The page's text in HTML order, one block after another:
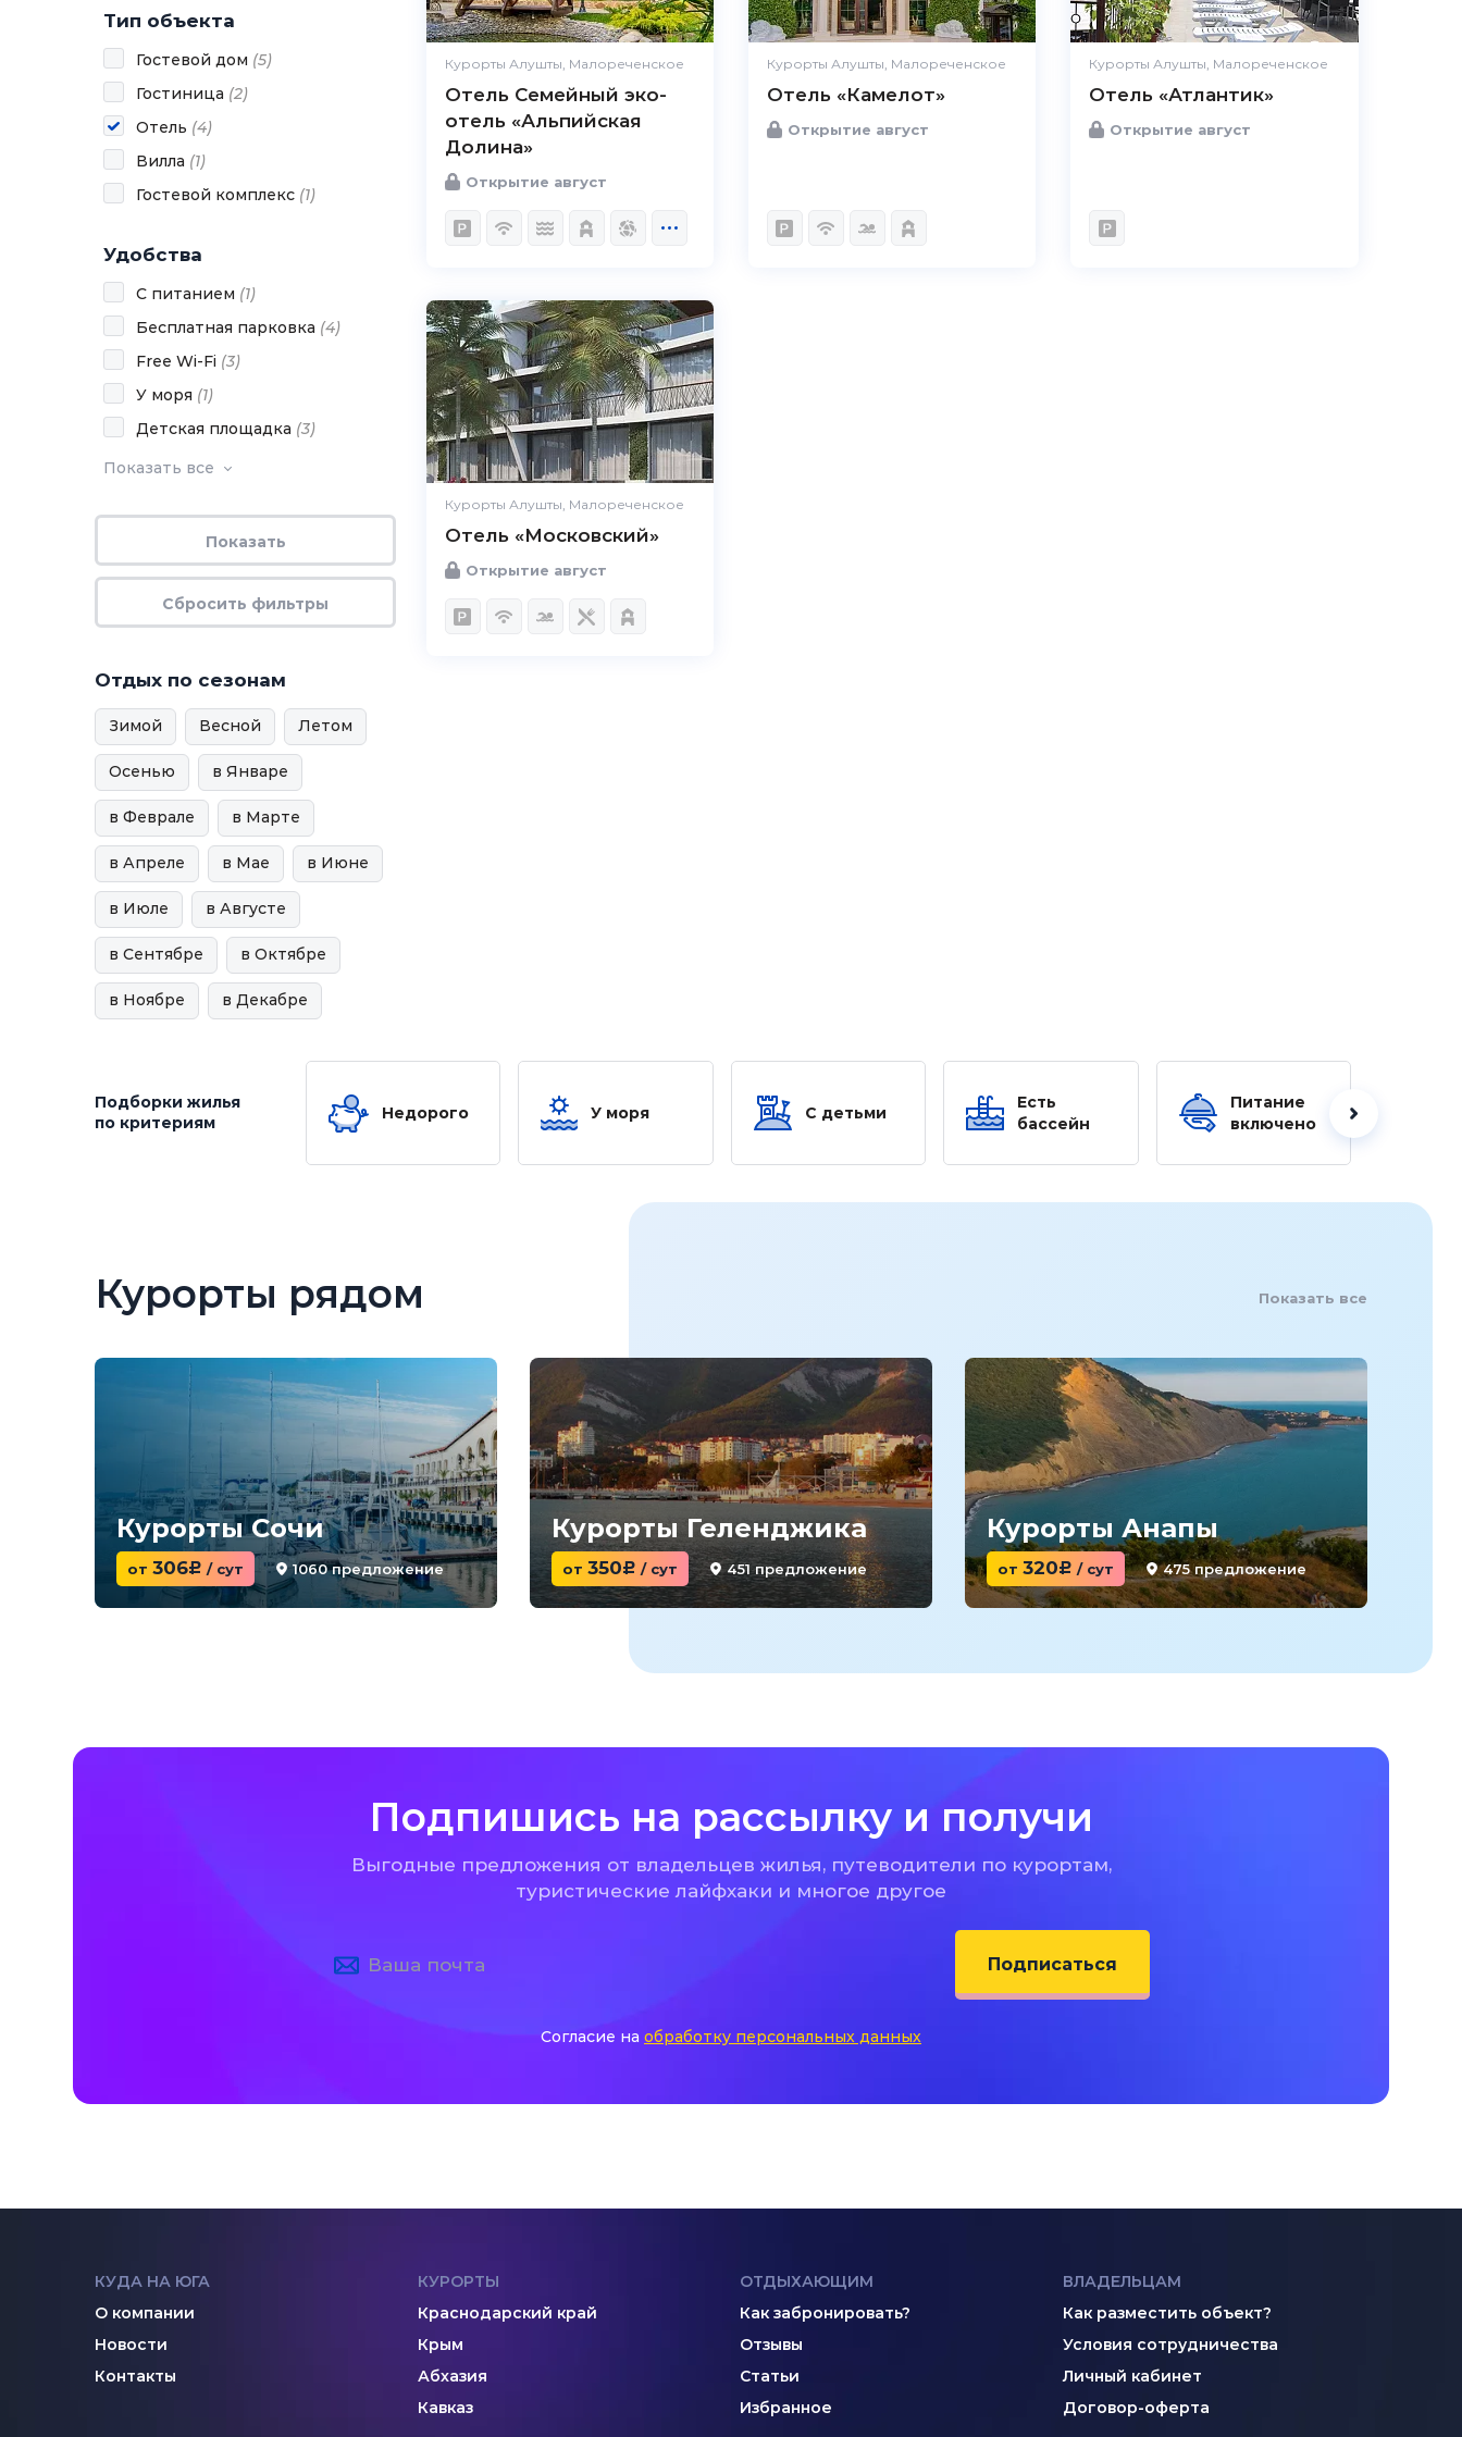
Тип объекта
Гостевой дом (5)
Гостиница (2)
Отель (4)
Вилла (1)
Гостевой комплекс (1)
Удобства
С питанием (1)
Бесплатная парковка (4)
Free Wi-Fi (3)
У моря (1)
Детская площадка (3)
Показать все
Отдых по сезонам
Зимой Весной Летом
Осенью в Январе
в Феврале в Марте
в Апреле в Мае в Июне
в Июле в Августе
в Сентябре в Октябре
в Ноябре в Декабре
Курорты Алушты, Малореченское
Отель Семейный эко-
отель «Альпийская
Долина»
Открытие август
Курорты Алушты, Малореченское
Отель «Камелот»
Открытие август
Курорты Алушты, Малореченское
Отель «Атлантик»
Открытие август
Курорты Алушты, Малореченское
Отель «Московский»
Открытие август
Подборки жилья
по критериям
Недорого У моря С детьми
Есть
бассейн
Питание
включено
Курорты рядом
Курорты Сочи
от 306c / сут 1060 предложение
Курорты Геленджика
от 350c / сут 451 предложение
Курорты Анапы
от 320c / сут 475 предложение
Показать все
Подпишись на рассылку и получи
Выгодные предложения от владельцев жилья, путеводители по курортам,
туристические лайфхаки и многое другое
Подписаться
Согласие на обработку персональных данных
КУДА НА ЮГА
О компании
Новости
Контакты
КУРОРТЫ
Краснодарский край
Крым
Абхазия
Кавказ
ОТДЫХАЮЩИМ
Как забронировать?
Отзывы
Статьи
Избранное
ВЛАДЕЛЬЦАМ
Как разместить объект?
Условия сотрудничества
Личный кабинет
Договор-оферта